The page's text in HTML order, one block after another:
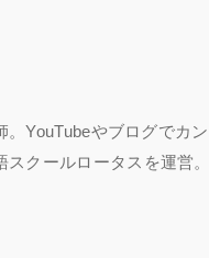
YouTubeやブログでカ
スクールロータスを運営